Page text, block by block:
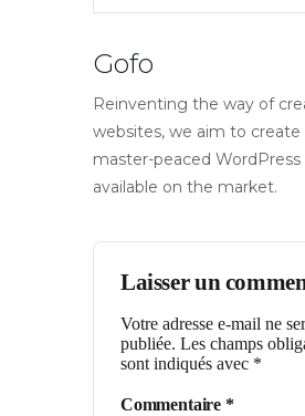
Gofo
Reinventing the way of
websites, we aim to
master-peaced
available on the market.
Laisser un
Votre adresse e-mail ne
publiée. Les champs
sont indiqués avec *
Commentaire *